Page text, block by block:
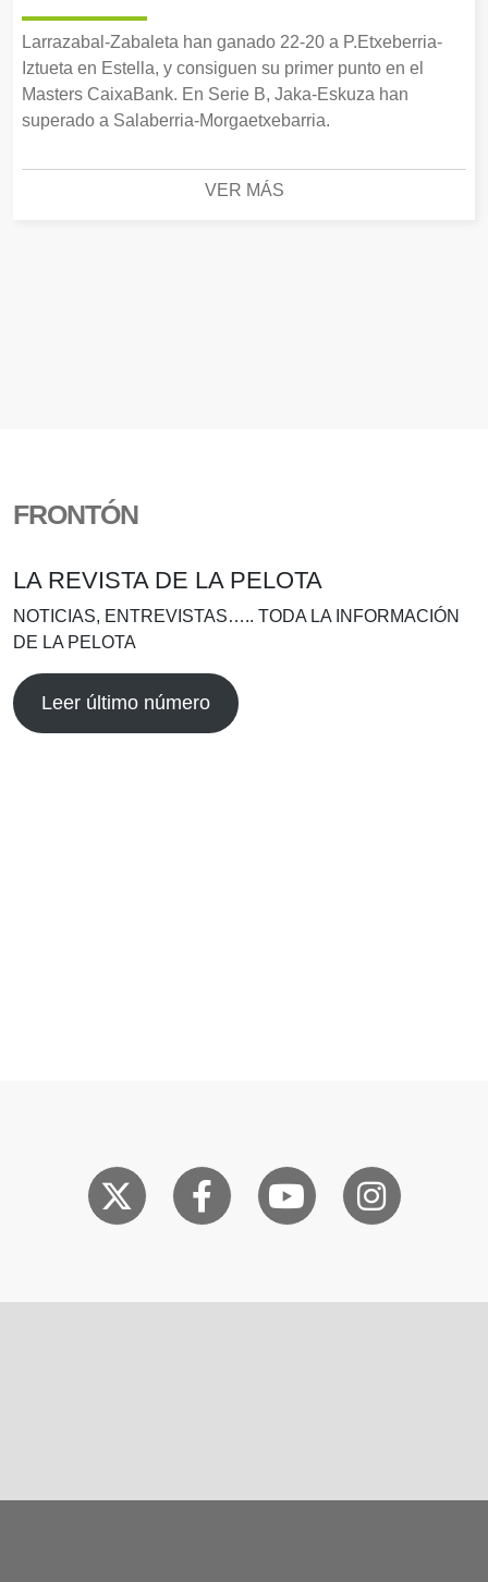
Larrazabal-Zabaleta han ganado 22-20 a P.Etxeberria-
Iztueta en Estella, y consiguen su primer punto en el
Masters CaixaBank. En Serie B, Jaka-Eskuza han
superado a Salaberria-Morgaetxebarria.
VER MÁS
FRONTÓN
LA REVISTA DE LA PELOTA
NOTICIAS, ENTREVISTAS….. TODA LA INFORMACIÓN
DE LA PELOTA
Leer último número